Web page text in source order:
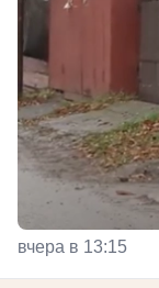
вчера в 13:15